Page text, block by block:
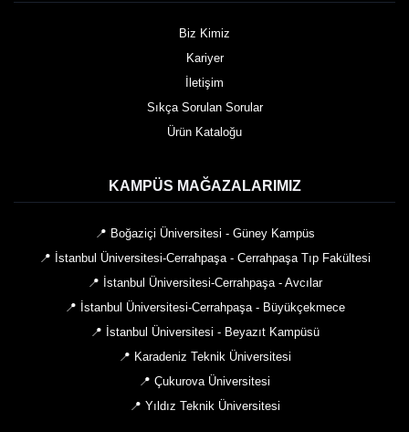
Biz Kimiz
Kariyer
İletişim
Sıkça Sorulan Sorular
Ürün Kataloğu
KAMPÜS MAĞAZALARIMIZ
📍 Boğaziçi Üniversitesi - Güney Kampüs
📍 İstanbul Üniversitesi-Cerrahpaşa - Cerrahpaşa Tıp Fakültesi
📍 İstanbul Üniversitesi-Cerrahpaşa - Avcılar
📍 İstanbul Üniversitesi-Cerrahpaşa - Büyükçekmece
📍 İstanbul Üniversitesi - Beyazıt Kampüsü
📍 Karadeniz Teknik Üniversitesi
📍 Çukurova Üniversitesi
📍 Yıldız Teknik Üniversitesi